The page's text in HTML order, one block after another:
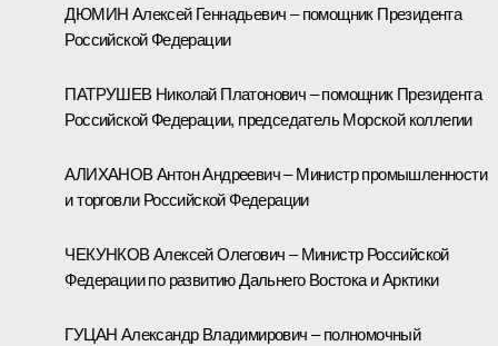
ДЮМИН Алексей Геннадьевич – помощник Президента
Российской Федерации
ПАТРУШЕВ Николай Платонович – помощник Президента
Российской Федерации, председатель Морской коллегии
АЛИХАНОВ Антон Андреевич – Министр промышленности
и торговли Российской Федерации
ЧЕКУНКОВ Алексей Олегович – Министр Российской
Федерации по развитию Дальнего Востока и Арктики
ГУЦАН Александр Владимирович – полномочный